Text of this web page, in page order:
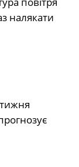
налякати